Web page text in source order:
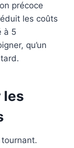
précoce
les coûts
à 5
qu’un
les
tournant.